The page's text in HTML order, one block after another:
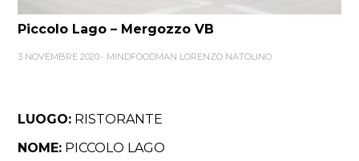
Piccolo Lago – Mergozzo VB
3 NOVEMBRE 2020 MINDFOODMAN LORENZO NATOLINO
LUOGO: RISTORANTE
NOME: PICCOLO LAGO